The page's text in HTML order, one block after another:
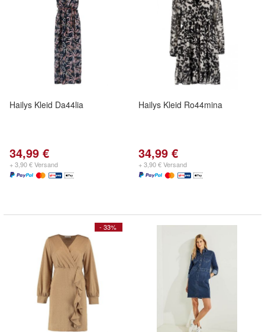
Hailys Kleid Da44lia
34,99 €
+ 3,90 € Versand
Hailys Kleid Ro44mina
34,99 €
+ 3,90 € Versand
- 33%